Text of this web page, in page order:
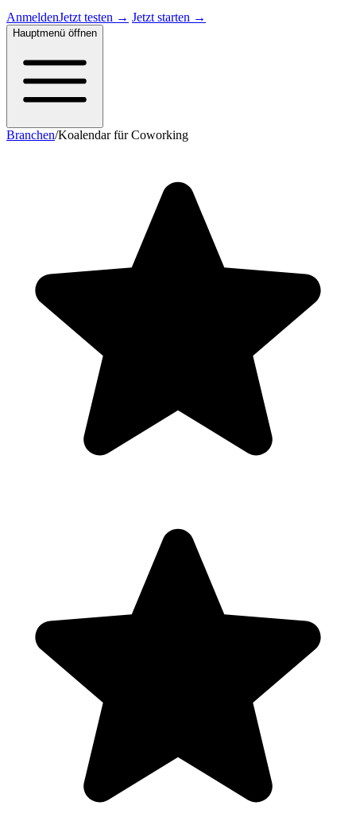
AnmeldenJetzt testen → Jetzt starten →
Hauptmenü öffnen
Branchen/Koalendar für Coworking